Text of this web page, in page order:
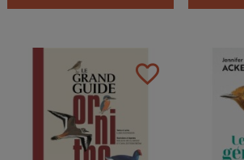
favorite_border